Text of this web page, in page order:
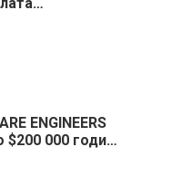
ENGINEERS
$200 000 годи…